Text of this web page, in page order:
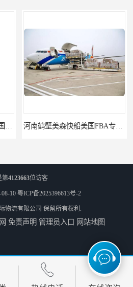
河南安阳欧美日加FBA空海运入仓DHL快递代理当日提取 河南平顶山集运物流国际快递转运美国亚马逊加拿大日本英国德国法国
第4123663位访客
10 粤ICP备2025396613号-2
物流有限公司 保留所有权利.
免责声明 管理员入口 网站地图